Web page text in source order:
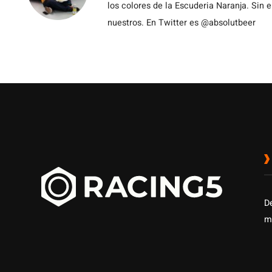
los colores de la Escuderia Naranja. Sin
nuestros. En Twitter es @absolutbeer